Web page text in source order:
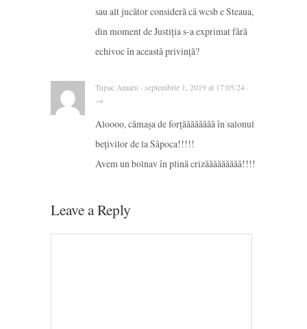
sau alt jucător consideră că wcsb e Steaua,
din moment de Justiția s-a exprimat fără
echivoc în această privință?
Tupac Amaru · septembrie 1, 2019 at 17:05:24 ·
→
Aloooo, cămașa de forțăăăăăăăă în salonul
bețivilor de la Săpoca!!!!!
Avem un bolnav în plină crizăăăăăăăăă!!!!
Leave a Reply